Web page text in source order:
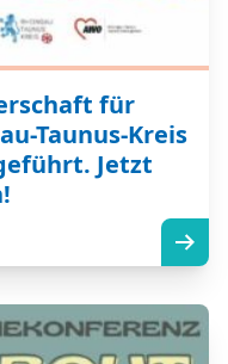
für
Taunus-Kreis
Jetzt